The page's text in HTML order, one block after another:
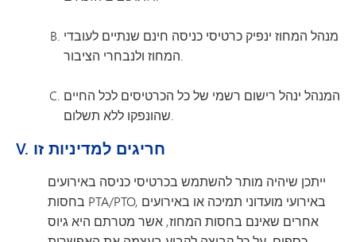
מנהל המחוז ינפיק כרטיסי כניסה חינם שנתיים לעובדי
המחוז ולנבחרי הציבור.
המנהל ינהל רישום רשמי של כל הכרטיסים לכל החיים
שהונפקו ללא תשלום.
V. חריגים למדיניות זו
ייתכן שיהיה מותר להשתמש בכרטיסי כניסה באירועים
בחסות PTA/PTO, באירועי מועדוני תמיכה או באירועים
אחרים שאינם בחסות המחוז, אשר מטרתם היא גיוס